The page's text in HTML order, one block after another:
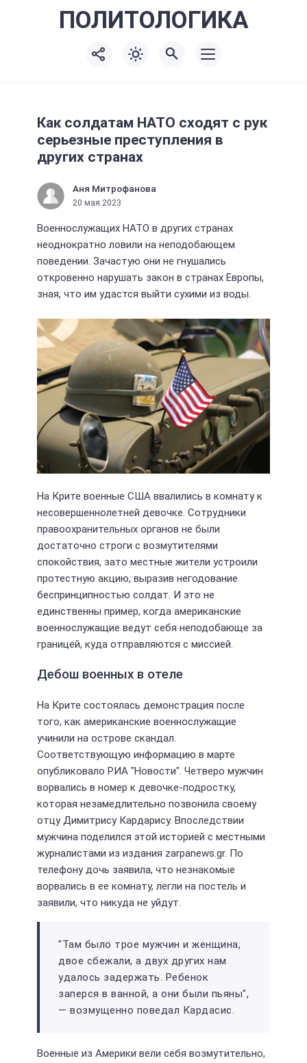
ПОЛИТОЛОГИКА
Как солдатам НАТО сходят с рук
серьезные преступления в
других странах
Аня Митрофанова
20 мая 2023
Военнослужащих НАТО в других странах
неоднократно ловили на неподобающем
поведении. Зачастую они не гнушались
откровенно нарушать закон в странах Европы,
зная, что им удастся выйти сухими из воды.
На Крите военные США ввалились в комнату к
несовершеннолетней девочке. Сотрудники
правоохранительных органов не были
достаточно строги с возмутителями
спокойствия, зато местные жители устроили
протестную акцию, выразив негодование
беспринципностью солдат. И это не
единственны пример, когда американские
военнослужащие ведут себя неподобающе за
границей, куда отправляются с миссией.
Дебош военных в отеле
На Крите состоялась демонстрация после
того, как американские военнослужащие
учинили на острове скандал.
Соответствующую информацию в марте
опубликовало РИА "Новости". Четверо мужчин
ворвались в номер к девочке-подростку,
которая незамедлительно позвонила своему
отцу Димитрису Кардарису. Впоследствии
мужчина поделился этой историей с местными
журналистами из издания zarpanews.gr. По
телефону дочь заявила, что незнакомые
ворвались в ее комнату, легли на постель и
заявили, что никуда не уйдут.
"Там было трое мужчин и женщина,
двое сбежали, а двух других нам
удалось задержать. Ребенок
заперся в ванной, а они были пьяны",
— возмущенно поведал Кардасис.
Военные из Америки вели себя возмутительно,